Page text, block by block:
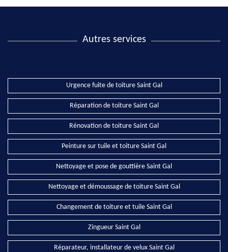
Autres services
Urgence fuite de toiture Saint Gal
Réparation de toiture Saint Gal
Rénovation de toiture Saint Gal
Peinture sur tuile et toiture Saint Gal
Nettoyage et pose de gouttière Saint Gal
Nettoyage et démoussage de toiture Saint Gal
Changement de toiture et tuile Saint Gal
Zingueur Saint Gal
Réparateur, installateur de velux Saint Gal